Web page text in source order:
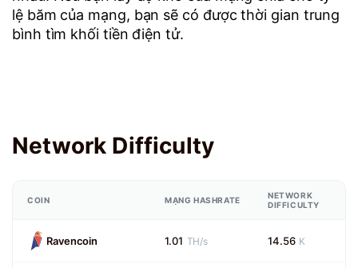
lệ băm của mạng, bạn sẽ có được thời gian trung
bình tìm khối tiền điện tử.
Network Difficulty
COIN MẠNG HASHRATE
NETWORK
DIFFICULTY
Ravencoin 1.01 TH/s 14.56 K